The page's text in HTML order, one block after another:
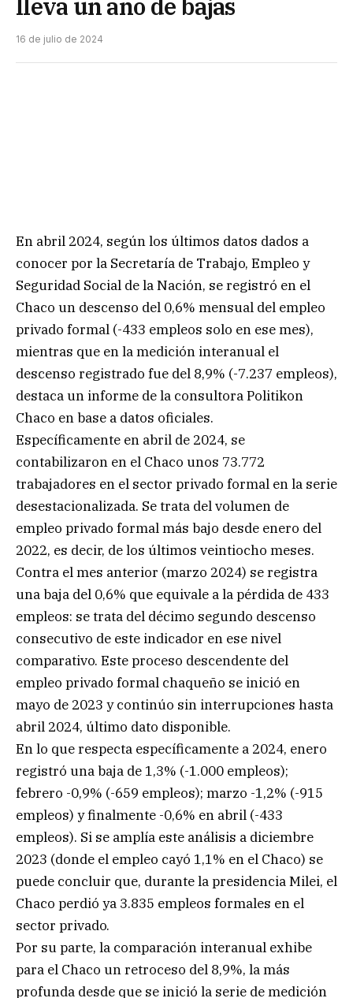
lleva un año de bajas
16 de julio de 2024
En abril 2024, según los últimos datos dados a
conocer por la Secretaría de Trabajo, Empleo y
Seguridad Social de la Nación, se registró en el
Chaco un descenso del 0,6% mensual del empleo
privado formal (-433 empleos solo en ese mes),
mientras que en la medición interanual el
descenso registrado fue del 8,9% (-7.237 empleos),
destaca un informe de la consultora Politikon
Chaco en base a datos oficiales.
Específicamente en abril de 2024, se
contabilizaron en el Chaco unos 73.772
trabajadores en el sector privado formal en la serie
desestacionalizada. Se trata del volumen de
empleo privado formal más bajo desde enero del
2022, es decir, de los últimos veintiocho meses.
Contra el mes anterior (marzo 2024) se registra
una baja del 0,6% que equivale a la pérdida de 433
empleos: se trata del décimo segundo descenso
consecutivo de este indicador en ese nivel
comparativo. Este proceso descendente del
empleo privado formal chaqueño se inició en
mayo de 2023 y continúo sin interrupciones hasta
abril 2024, último dato disponible.
En lo que respecta específicamente a 2024, enero
registró una baja de 1,3% (-1.000 empleos);
febrero -0,9% (-659 empleos); marzo -1,2% (-915
empleos) y finalmente -0,6% en abril (-433
empleos). Si se amplía este análisis a diciembre
2023 (donde el empleo cayó 1,1% en el Chaco) se
puede concluir que, durante la presidencia Milei, el
Chaco perdió ya 3.835 empleos formales en el
sector privado.
Por su parte, la comparación interanual exhibe
para el Chaco un retroceso del 8,9%, la más
profunda desde que se inició la serie de medición